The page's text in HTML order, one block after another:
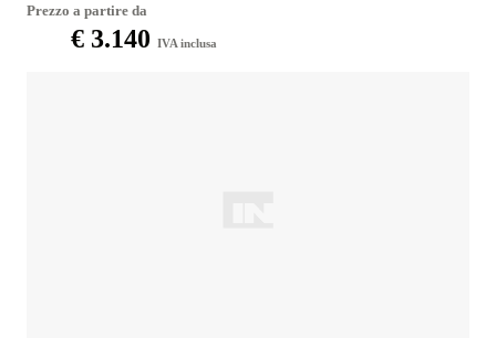
Prezzo a partire da
€ 3.140 IVA inclusa